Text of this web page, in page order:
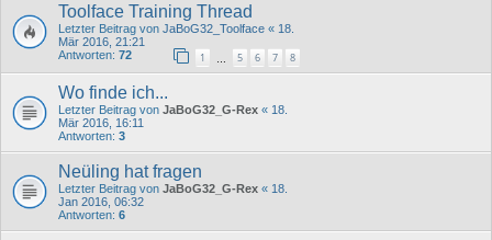
Toolface Training Thread
Letzter Beitrag von JaBoG32_Toolface « 18.
Mär 2016, 21:21
Antworten: 72 1 5 6 7 8
Wo finde ich...
Letzter Beitrag von JaBoG32_G-Rex « 18.
Mär 2016, 16:11
Antworten: 3
Neüling hat fragen
Letzter Beitrag von JaBoG32_G-Rex « 18.
Jan 2016, 06:32
Antworten: 6